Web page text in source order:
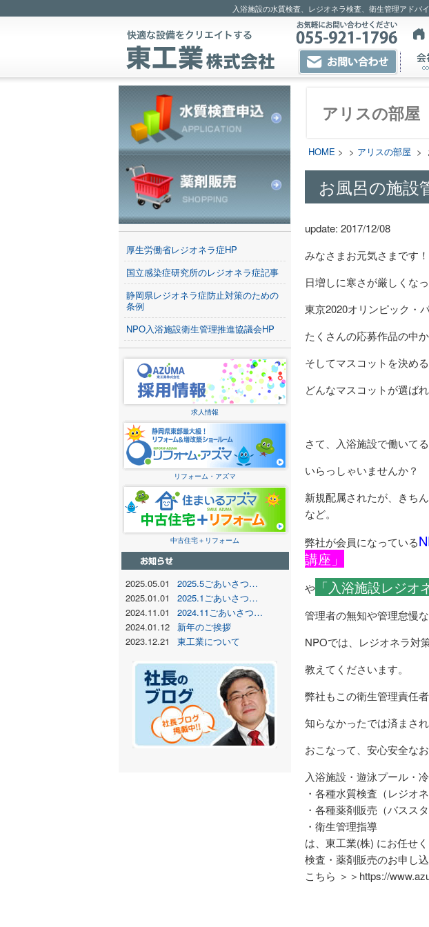
入浴施設の水質検査、レジオネラ検査、衛生管理アドバ
アリスの部屋
HOME > > アリスの部屋 >
お風呂の施設
update: 2017/12/08
みなさまお元気さまです！
日増しに寒さが厳しくなっ
東京2020オリンピック・
たくさんの応募作品の中
そしてマスコットを決め
どんなマスコットが選ば
さて、入浴施設で働いて
いらっしゃいませんか？
新規配属されたが、きち
など。
弊社が会員になっている
講座」
や 「入浴施設レジオ
管理者の無知や管理怠慢
NPOでは、レジオネラ対
教えてくださいます。
弊社もこの衛生管理責任
知らなかったでは済まさ
おこなって、安心安全な
入浴施設・遊泳プール・
・各種水質検査（レジオ
・各種薬剤販売（バスス
・衛生管理指導
は、東工業(株) にお任せく
検査・薬剤販売のお申し
こちら ＞＞https://
厚生労働省レジオネラ症HP
国立感染症研究所のレジオネラ症記事
静岡県レジオネラ症防止対策のための
条例
NPO入浴施設衛生管理推進協議会HP
求人情報
リフォーム・アズマ
中古住宅＋リフォーム
2025.05.01
2025.5ごあいさつ…
2025.01.01
2025.1ごあいさつ…
2024.11.01
2024.11ごあいさつ…
2024.01.12
新年のご挨拶
2023.12.21
東工業について